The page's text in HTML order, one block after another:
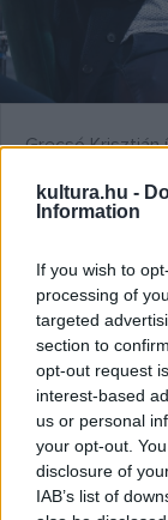
kultura.hu -
Information
If you wish to
processing of
targeted
section to
opt-out request
interest-based
us or personal
your opt-out.
disclosure of
IAB’s list of
tönkretette
szerény
Grecsó Krisztián
bemutatóján a
2023. május 11-
Május
1804 A francia
címetBonaparte
meg magát.
1849 Az első
magyar néphez,